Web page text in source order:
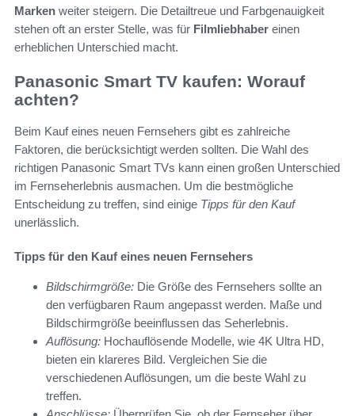
Marken weiter steigern. Die Detailtreue und Farbgenauigkeit
stehen oft an erster Stelle, was für Filmliebhaber einen
erheblichen Unterschied macht.
Panasonic Smart TV kaufen: Worauf
achten?
Beim Kauf eines neuen Fernsehers gibt es zahlreiche
Faktoren, die berücksichtigt werden sollten. Die Wahl des
richtigen Panasonic Smart TVs kann einen großen Unterschied
im Fernseherlebnis ausmachen. Um die bestmögliche
Entscheidung zu treffen, sind einige Tipps für den Kauf
unerlässlich.
Tipps für den Kauf eines neuen Fernsehers
Bildschirmgröße: Die Größe des Fernsehers sollte an
den verfügbaren Raum angepasst werden. Maße und
Bildschirmgröße beeinflussen das Seherlebnis.
Auflösung: Hochauflösende Modelle, wie 4K Ultra HD,
bieten ein klareres Bild. Vergleichen Sie die
verschiedenen Auflösungen, um die beste Wahl zu
treffen.